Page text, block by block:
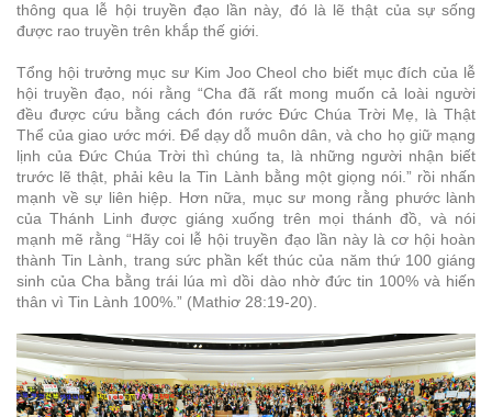
thông qua lễ hội truyền đạo lần này, đó là lẽ thật của sự sống
được rao truyền trên khắp thế giới.
Tổng hội trưởng mục sư Kim Joo Cheol cho biết mục đích của lễ
hội truyền đạo, nói rằng “Cha đã rất mong muốn cả loài người
đều được cứu bằng cách đón rước Đức Chúa Trời Mẹ, là Thật
Thể của giao ước mới. Để dạy dỗ muôn dân, và cho họ giữ mạng
lịnh của Đức Chúa Trời thì chúng ta, là những người nhận biết
trước lẽ thật, phải kêu la Tin Lành bằng một giọng nói.” rồi nhấn
mạnh về sự liên hiệp. Hơn nữa, mục sư mong rằng phước lành
của Thánh Linh được giáng xuống trên mọi thánh đồ, và nói
mạnh mẽ rằng “Hãy coi lễ hội truyền đạo lần này là cơ hội hoàn
thành Tin Lành, trang sức phần kết thúc của năm thứ 100 giáng
sinh của Cha bằng trái lúa mì dồi dào nhờ đức tin 100% và hiến
thân vì Tin Lành 100%.” (Mathiơ 28:19-20).